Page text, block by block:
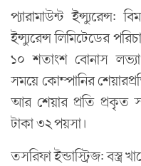
প্যারামাউন্ট ইন্স্যুরেন্স:
ইন্স্যুরেন্স লিমিটেডের
১০ শতাংশ বোনাস
সময়ে কোম্পানির
আর শেয়ার প্রতি প্রকৃত
টাকা ৩২ পয়সা।
তসরিফা ইন্ডাস্ট্রিজ: বস্ত্র